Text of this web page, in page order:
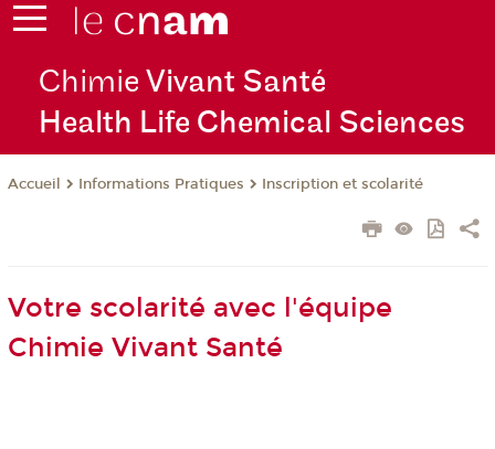
Chimie Vivant Santé
Health Life Chemical Sciences
Accueil Informations Pratiques Inscription et scolarité
Votre scolarité avec l'équipe
Chimie Vivant Santé